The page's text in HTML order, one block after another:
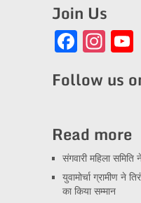
Join Us
Follow us
Read more
संगवारी महिला
युवामोर्चा ग्रामीण ने
का किया सम्मान